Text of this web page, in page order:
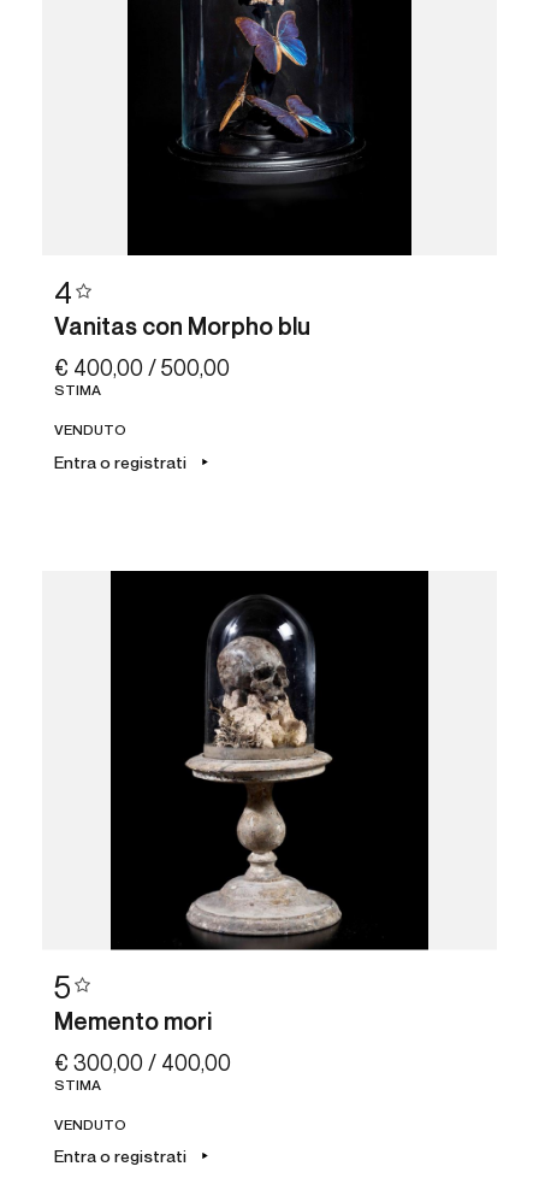
4
Vanitas con Morpho blu
€ 400,00 / 500,00
STIMA
VENDUTO
Entra o registrati
5
Memento mori
€ 300,00 / 400,00
STIMA
VENDUTO
Entra o registrati